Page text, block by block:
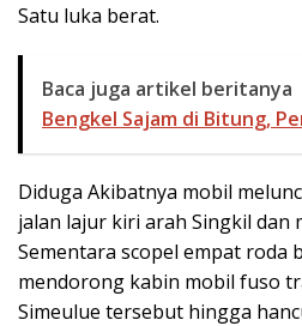
Satu luka berat.
Baca juga artikel beritanya
Bengkel Sajam di Bitung,
Diduga Akibatnya mobil
jalan lajur kiri arah Singkil dan
Sementara scopel empat roda
mendorong kabin mobil fuso
Simeulue tersebut hingga